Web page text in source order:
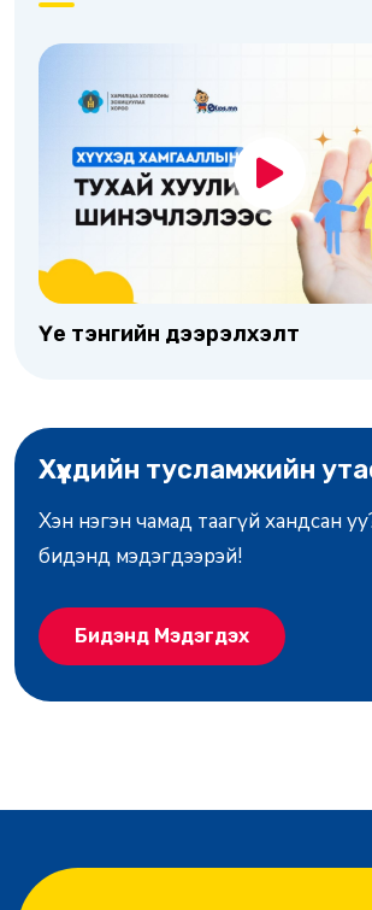
Үе тэнгийн дээрэлхэлт
Хүүхдийн тусламжийн
Хэн нэгэн чамад таагүй хандсан
бидэнд мэдэгдээрэй!
Бидэнд Мэдэгдэх